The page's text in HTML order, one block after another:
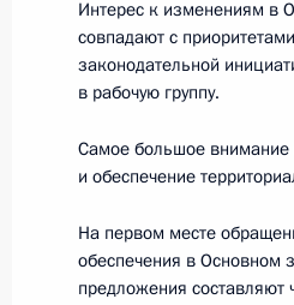
23
23 февраля
22
Интерес к изменениям в
совпадают с
законодательной
в рабочую группу.
Самое большое внимание
и обеспечение
На первом месте
обеспечения в Основном
предложения составляют